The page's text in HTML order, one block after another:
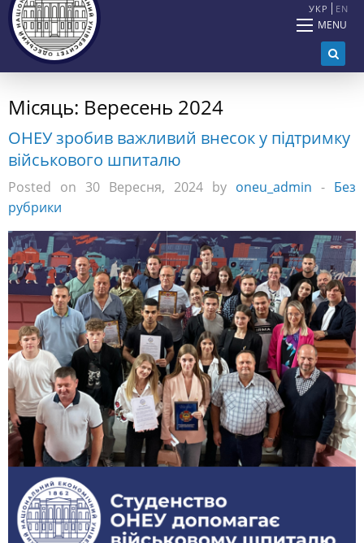
УКР EN
MENU
Місяць: Вересень 2024
ОНЕУ зробив важливий внесок у підтримку
військового шпиталю
Posted on 30 Вересня, 2024 by oneu_admin - Без
рубрики